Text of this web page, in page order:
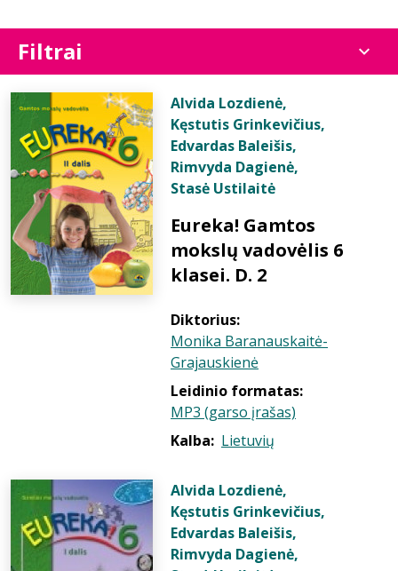
Filtrai
Alvida Lozdienė,
Kęstutis Grinkevičius,
Edvardas Baleišis,
Rimvyda Dagienė,
Stasė Ustilaitė
Eureka! Gamtos
mokslų vadovėlis 6
klasei. D. 2
Diktorius:
Monika Baranauskaitė-
Grajauskienė
Leidinio formatas:
MP3 (garso įrašas)
Kalba: Lietuvių
Alvida Lozdienė,
Kęstutis Grinkevičius,
Edvardas Baleišis,
Rimvyda Dagienė,